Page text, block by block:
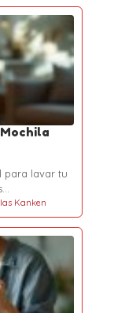
para lavar tu
Kanken